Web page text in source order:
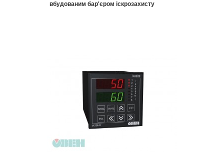
вбудованим бар'єром іскрозахисту